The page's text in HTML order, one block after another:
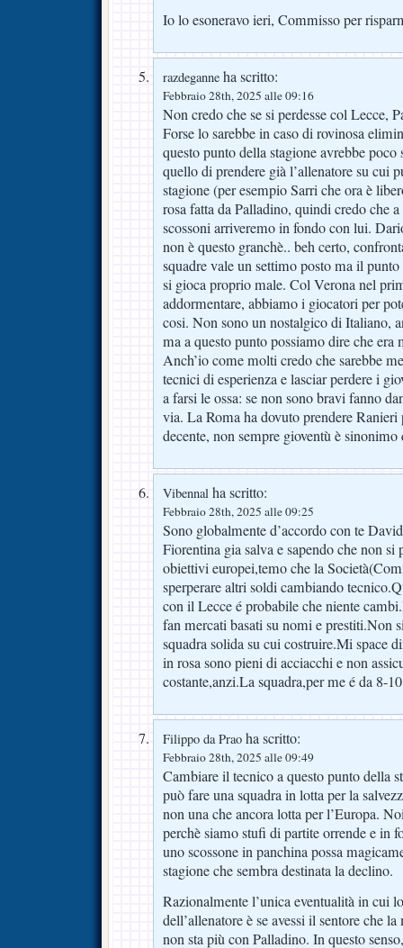
Io lo esoneravo ieri, Commisso per
razdeganne ha scritto:
Febbraio 28th, 2025 alle 09:16
Non credo che se si perdesse col Lecce,
Forse lo sarebbe in caso di rovinosa
questo punto della stagione avrebbe poco
quello di prendere già l’allenatore su cui
stagione (per esempio Sarri che ora è
rosa fatta da Palladino, quindi credo che
scossoni arriveremo in fondo con lui.
non è questo granchè.. beh certo,
squadre vale un settimo posto ma il
si gioca proprio male. Col Verona nel
addormentare, abbiamo i giocatori per
cosi. Non sono un nostalgico di Italiano,
ma a questo punto possiamo dire che
Anch’io come molti credo che sarebbe
tecnici di esperienza e lasciar perdere i
a farsi le ossa: se non sono bravi fanno
via. La Roma ha dovuto prendere
decente, non sempre gioventù è
Vibennal ha scritto:
Febbraio 28th, 2025 alle 09:25
Sono globalmente d’accordo con te
Fiorentina gia salva e sapendo che non si
obiettivi europei,temo che la
sperperare altri soldi cambiando
con il Lecce é probabile che niente
fan mercati basati su nomi e prestiti.Non
squadra solida su cui costruire.Mi space
in rosa sono pieni di acciacchi e non
costante,anzi.La squadra,per me é da 8-
Filippo da Prao ha scritto:
Febbraio 28th, 2025 alle 09:49
Cambiare il tecnico a questo punto della
può fare una squadra in lotta per la
non una che ancora lotta per l’Europa.
perchè siamo stufi di partite orrende e in
uno scossone in panchina possa
stagione che sembra destinata la declino.
Razionalmente l’unica eventualità in cui
dell’allenatore è se avessi il sentore che
non sta più con Palladino. In questo